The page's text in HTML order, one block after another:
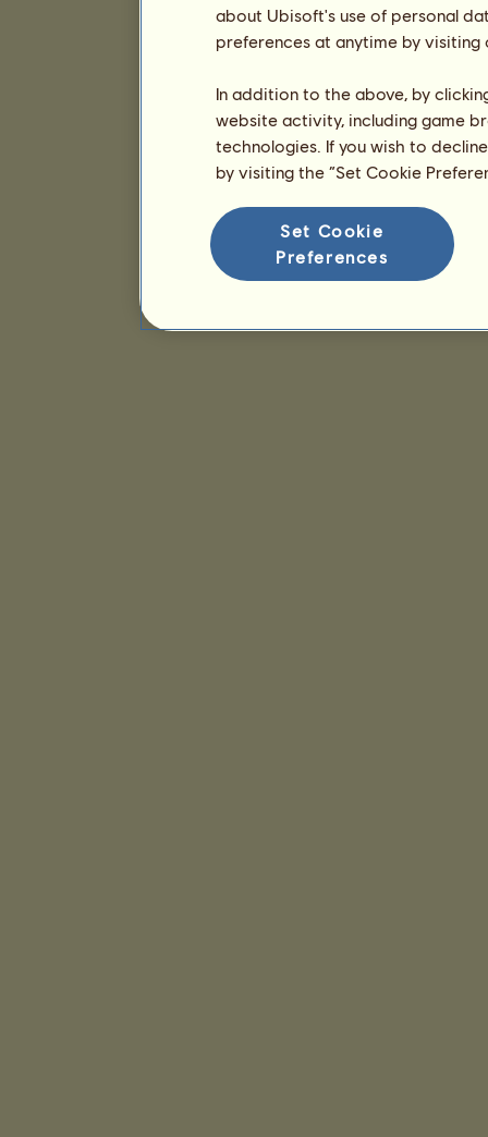
about Ubisoft's use of personal
preferences at anytime by
In addition to the above, by
website activity, including game
technologies. If you wish to
by visiting the “Set Cookie
Set Cookie
Preferences